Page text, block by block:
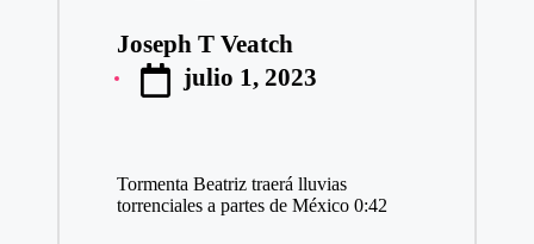
Publicado
por
Joseph T Veatch
julio 1, 2023
Tormenta Beatriz traerá lluvias
torrenciales a partes de México 0:42